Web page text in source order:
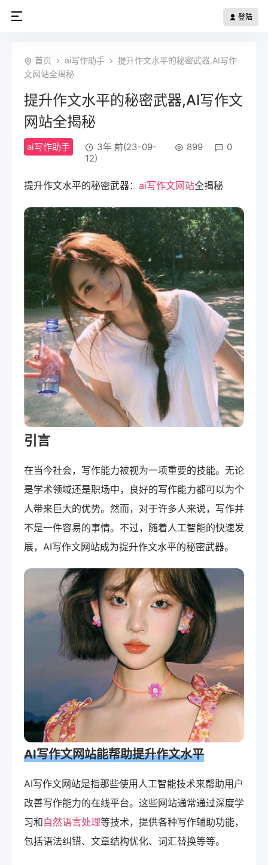
登陆
首页 ai写作助手
提升作文水平的秘密武器,AI写作
文网站全揭秘
提升作文水平的秘密武器,AI写作文
网站全揭秘
ai写作助手
3年 前(23-09-
12)
899 0
提升作文水平的秘密武器： ai写作文网站全揭秘
引言
在当今社会，写作能力被视为一项重要的技能。无论
是学术领域还是职场中，良好的写作能力都可以为个
人带来巨大的优势。然而，对于许多人来说，写作并
不是一件容易的事情。不过，随着人工智能的快速发
展，AI写作文网站成为提升作文水平的秘密武器。
AI写作文网站能帮助提升作文水平
AI写作文网站是指那些使用人工智能技术来帮助用户
改善写作能力的在线平台。这些网站通常通过深度学
习和自然语言处理等技术，提供各种写作辅助功能，
包括语法纠错、文章结构优化、词汇替换等等。